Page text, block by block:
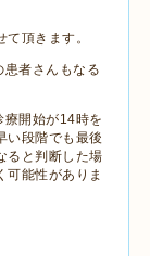
頂きます。
患者さんもなる
療開始が14時を
い段階でも最後
ると判断した場
可能性がありま